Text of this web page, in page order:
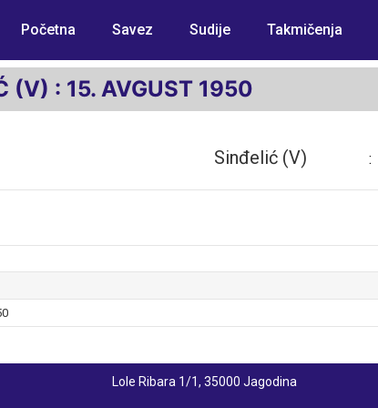
Početna Savez Sudije Takmičenja
(V) : 15. AVGUST 1950
Sinđelić (V) :
Lole Ribara 1/1, 35000 Jagodina